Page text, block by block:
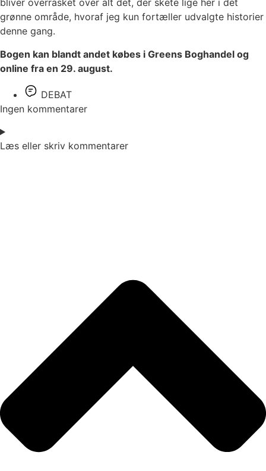
bliver overrasket over alt det, der skete lige her i det
grønne område, hvoraf jeg kun fortæller udvalgte historier
denne gang.
Bogen kan blandt andet købes i Greens Boghandel og
online fra en 29. august.
DEBAT
Ingen kommentarer
Læs eller skriv kommentarer